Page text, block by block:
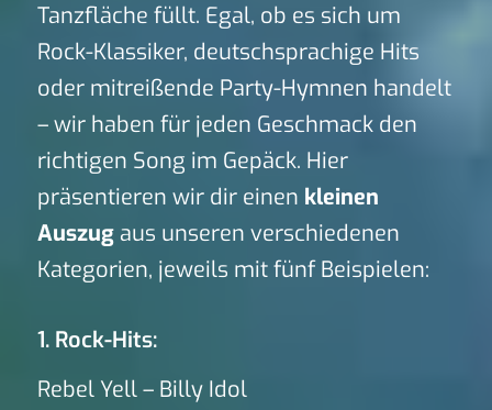
Tanzfläche füllt. Egal, ob es sich um
Rock-Klassiker, deutschsprachige Hits
oder mitreißende Party-Hymnen handelt
– wir haben für jeden Geschmack den
richtigen Song im Gepäck. Hier
präsentieren wir dir einen kleinen
Auszugaus unseren verschiedenen
Kategorien, jeweils mit fünf Beispielen:
1. Rock-Hits:
Rebel Yell – Billy Idol